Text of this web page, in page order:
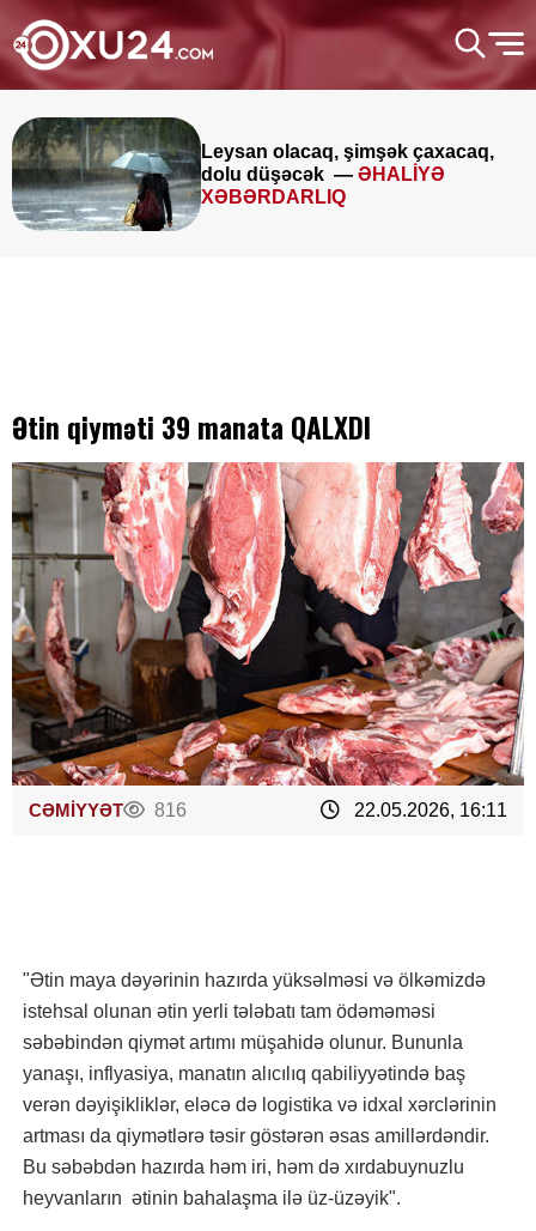
Leysan olacaq, şimşək çaxacaq,
dolu düşəcək — ƏHALİYƏ
XƏBƏRDARLIQ
Ətin qiyməti 39 manata QALXDI
CƏMİYYƏT 816 22.05.2026, 16:11
"Ətin maya dəyərinin hazırda yüksəlməsi və ölkəmizdə
istehsal olunan ətin yerli tələbatı tam ödəməməsi
səbəbindən qiymət artımı müşahidə olunur. Bununla
yanaşı, inflyasiya, manatın alıcılıq qabiliyyətində baş
verən dəyişikliklər, eləcə də logistika və idxal xərclərinin
artması da qiymətlərə təsir göstərən əsas amillərdəndir.
Bu səbəbdən hazırda həm iri, həm də xırdabuynuzlu
heyvanların ətinin bahalaşma ilə üz-üzəyik".